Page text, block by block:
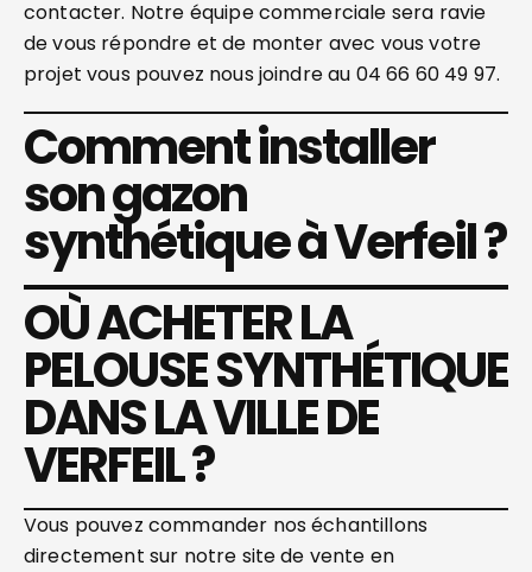
contacter. Notre équipe commerciale sera ravie
de vous répondre et de monter avec vous votre
projet vous pouvez nous joindre au 04 66 60 49 97.
Comment installer
son gazon
synthétique à Verfeil ?
OÙ ACHETER LA
PELOUSE SYNTHÉTIQUE
DANS LA VILLE DE
VERFEIL ?
Vous pouvez commander nos échantillons
directement sur notre site de vente en